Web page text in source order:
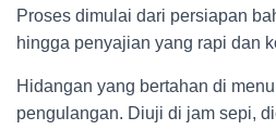
Proses dimulai dari persiapan
hingga penyajian yang rapi dan
Hidangan yang bertahan di
pengulangan. Diuji di jam sepi,